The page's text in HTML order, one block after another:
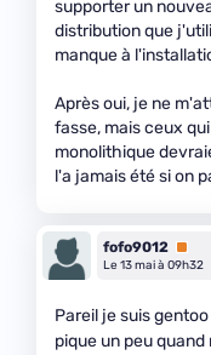
supporter un
distribution que
manque à
Après oui, je ne
fasse, mais ceux
monolithique
l'a jamais été si on
fofo9012
Le 13 mai à 09h32
Pareil je suis
pique un peu quand